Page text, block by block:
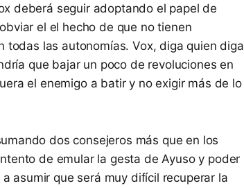
deberá seguir adoptando el papel de
el el hecho de que no tienen
todas las autonomías. Vox, diga quien diga
que bajar un poco de revoluciones en
el enemigo a batir y no exigir más de lo
dos consejeros más que en los
de emular la gesta de Ayuso y poder
asumir que será muy difícil recuperar la